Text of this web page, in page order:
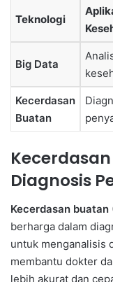
Teknologi
Big Data
Kecerdasan
Buatan
Diagnosis
Kecerdasan buatan
berharga dalam
untuk menganalisis
membantu dokter
lebih akurat dan